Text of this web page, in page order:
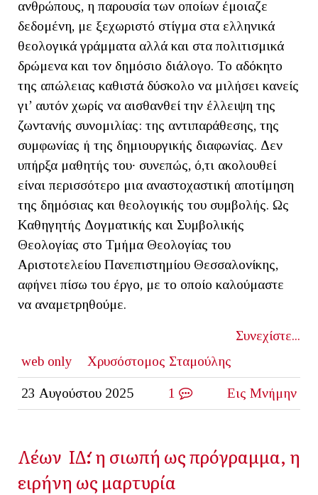
ανθρώπους, η παρουσία των οποίων έμοιαζε
δεδομένη, με ξεχωριστό στίγμα στα ελληνικά
θεολογικά γράμματα αλλά και στα πολιτισμικά
δρώμενα και τον δημόσιο διάλογο. Το αδόκητο
της απώλειας καθιστά δύσκολο να μιλήσει κανείς
γι’ αυτόν χωρίς να αισθανθεί την έλλειψη της
ζωντανής συνομιλίας: της αντιπαράθεσης, της
συμφωνίας ή της δημιουργικής διαφωνίας. Δεν
υπήρξα μαθητής του∙ συνεπώς, ό,τι ακολουθεί
είναι περισσότερο μια αναστοχαστική αποτίμηση
της δημόσιας και θεολογικής του συμβολής. Ως
Καθηγητής Δογματικής και Συμβολικής
Θεολογίας στο Τμήμα Θεολογίας του
Αριστοτελείου Πανεπιστημίου Θεσσαλονίκης,
αφήνει πίσω του έργο, με το οποίο καλούμαστε
να αναμετρηθούμε.
Συνεχίστε...
web only
Χρυσόστομος Σταμούλης
23 Αυγούστου 2025 1 Εις Μνήμην
Λέων ΙΔ΄: η σιωπή ως πρόγραμμα, η
ειρήνη ως μαρτυρία